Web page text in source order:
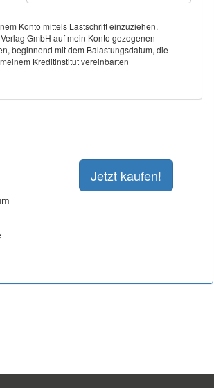
Konto mittels Lastschrift einzuziehen.
GmbH auf mein Konto gezogenen
beginnend mit dem Balastungsdatum, die
Kreditinstitut vereinbarten